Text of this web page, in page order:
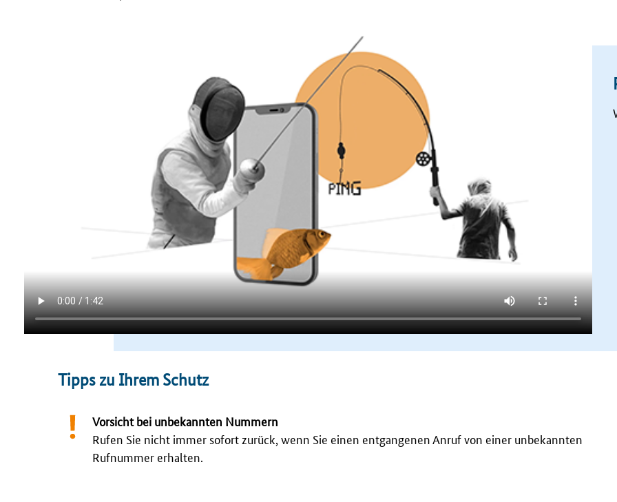
Tipps zu Ihrem Schutz
Vorsicht bei unbekannten Nummern
Rufen Sie nicht immer sofort zurück, wenn Sie einen entgangenen Anruf von einer unbekannten
Rufnummer erhalten.